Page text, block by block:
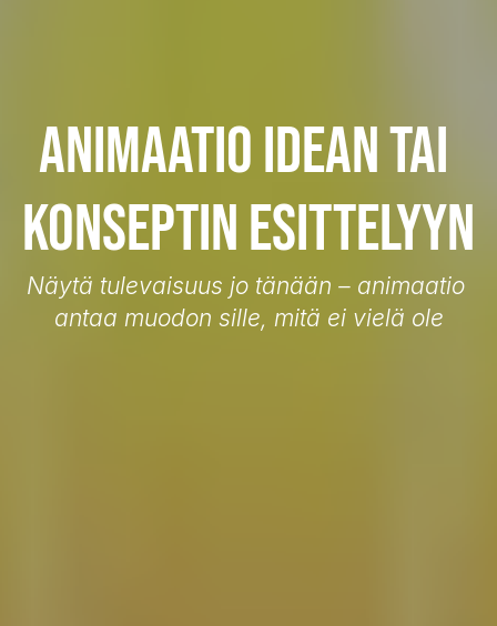
Animaatio idean tai
konseptin esittelyyn
Näytä tulevaisuus jo tänään – animaatio
antaa muodon sille, mitä ei vielä ole